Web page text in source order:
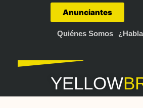
Anunciantes
Quiénes Somos
YELLOW